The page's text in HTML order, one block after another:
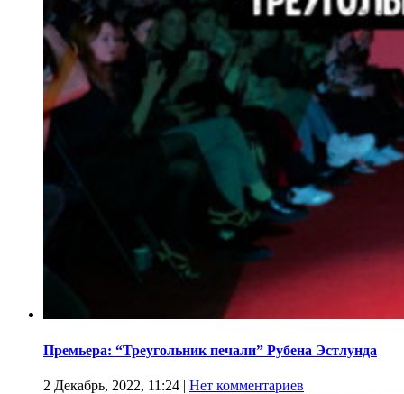
Премьера: “Треугольник печали” Рубена Эстлунда
2 Декабрь, 2022, 11:24 | Нет комментариев